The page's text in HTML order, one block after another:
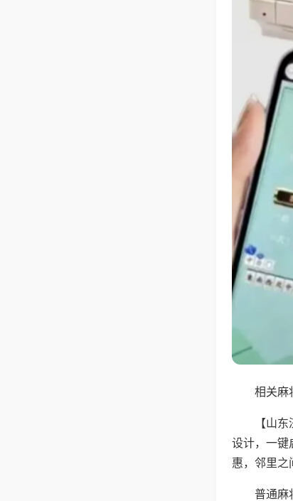
相关麻
【山
设计，一键
惠，邻里之
普通麻